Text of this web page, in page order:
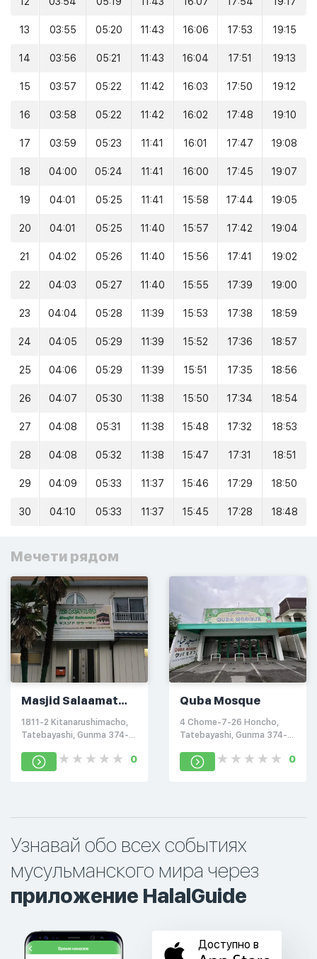
13 03:55 05:20 11:43 16:06 17:53 19:15
14 03:56 05:21 11:43 16:04 17:51 19:13
15 03:57 05:22 11:42 16:03 17:50 19:12
16 03:58 05:22 11:42 16:02 17:48 19:10
17 03:59 05:23 11:41 16:01 17:47 19:08
18 04:00 05:24 11:41 16:00 17:45 19:07
19 04:01 05:25 11:41 15:58 17:44 19:05
20 04:01 05:25 11:40 15:57 17:42 19:04
21 04:02 05:26 11:40 15:56 17:41 19:02
22 04:03 05:27 11:40 15:55 17:39 19:00
23 04:04 05:28 11:39 15:53 17:38 18:59
24 04:05 05:29 11:39 15:52 17:36 18:57
25 04:06 05:29 11:39 15:51 17:35 18:56
26 04:07 05:30 11:38 15:50 17:34 18:54
27 04:08 05:31 11:38 15:48 17:32 18:53
28 04:08 05:32 11:38 15:47 17:31 18:51
29 04:09 05:33 11:37 15:46 17:29 18:50
30 04:10 05:33 11:37 15:45 17:28 18:48
Мечети рядом
Masjid Salaamat
Tatebayashi
1811-2 Kitanarushimacho,
Tatebayashi, Gunma 374-
0
Quba Mosque
4 Chome-7-26 Honcho,
Tatebayashi, Gunma 374-
0
Узнавай обо всех событиях
мусульманского мира через
приложение HalalGuide
Доступно в